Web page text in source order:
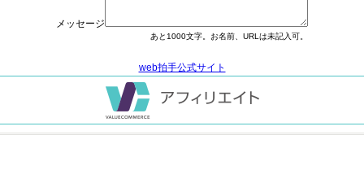
メッセージ
あと 1000文字。お名前、URLは未記入可。
web拍手公式サイト